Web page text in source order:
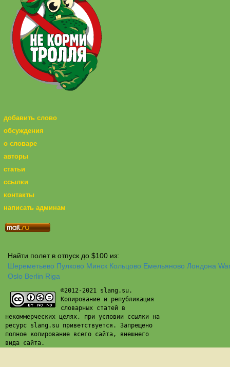
добавить слово
обсуждения
о словаре
авторы
статьи
ссылки
контакты
написать админам
Найти полет в отпуск до $100 из:
Шереметьево Пулково Минск Кольцово Емельяново Лондона
Oslo Berlin Riga
©2012-2021 slang.su.
Копирование и републикация
словарных статей в
некоммерческих целях, при условии ссылки на
ресурс slang.su приветствуется. Запрещено
полное копирование всего сайта, внешнего
вида сайта.